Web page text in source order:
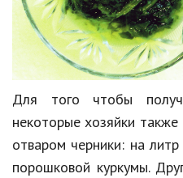
Для того чтобы
некоторые хозяйки также
отваром черники: на
порошковой куркумы.